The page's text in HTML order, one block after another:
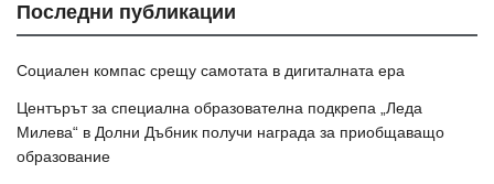
Последни публикации
Социален компас срещу самотата в дигиталната ера
Центърът за специална образователна подкрепа „Леда
Милева“ в Долни Дъбник получи награда за приобщаващо
образование